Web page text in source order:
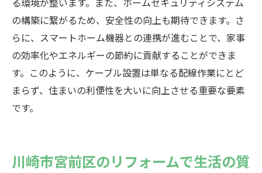
の構築に繋がるため、安全性の向上も期待できます。さ
らに、スマートホーム機器との連携が進むことで、家事
の効率化やエネルギーの節約に貢献することができま
す。このように、ケーブル設置は単なる配線作業にとど
まらず、住まいの利便性を大いに向上させる重要な要素
です。
川崎市宮前区のリフォームで生活の質